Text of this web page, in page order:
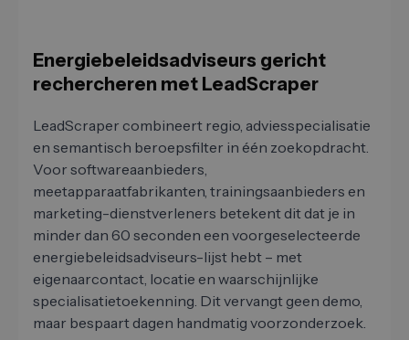
Energiebeleidsadviseurs gericht
rechercheren met LeadScraper
LeadScraper combineert regio, adviesspecialisatie
en semantisch beroepsfilter in één zoekopdracht.
Voor softwareaanbieders,
meetapparaatfabrikanten, trainingsaanbieders en
marketing-dienstverleners betekent dit dat je in
minder dan 60 seconden een voorgeselecteerde
energiebeleidsadviseurs-lijst hebt – met
eigenaarcontact, locatie en waarschijnlijke
specialisatietoekenning. Dit vervangt geen demo,
maar bespaart dagen handmatig voorzonderzoek.